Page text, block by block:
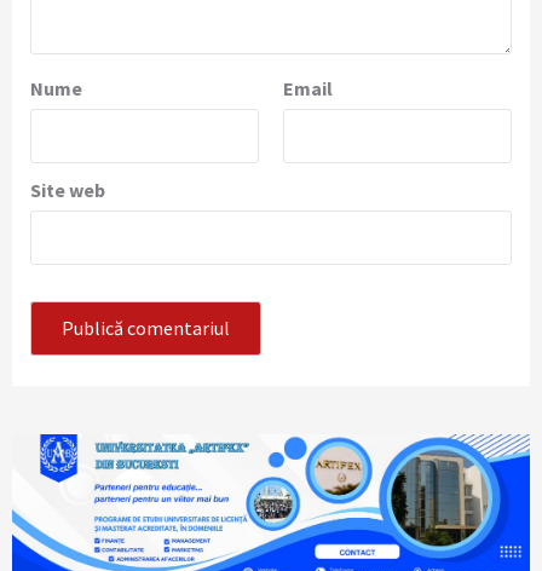
Nume Email
Site web